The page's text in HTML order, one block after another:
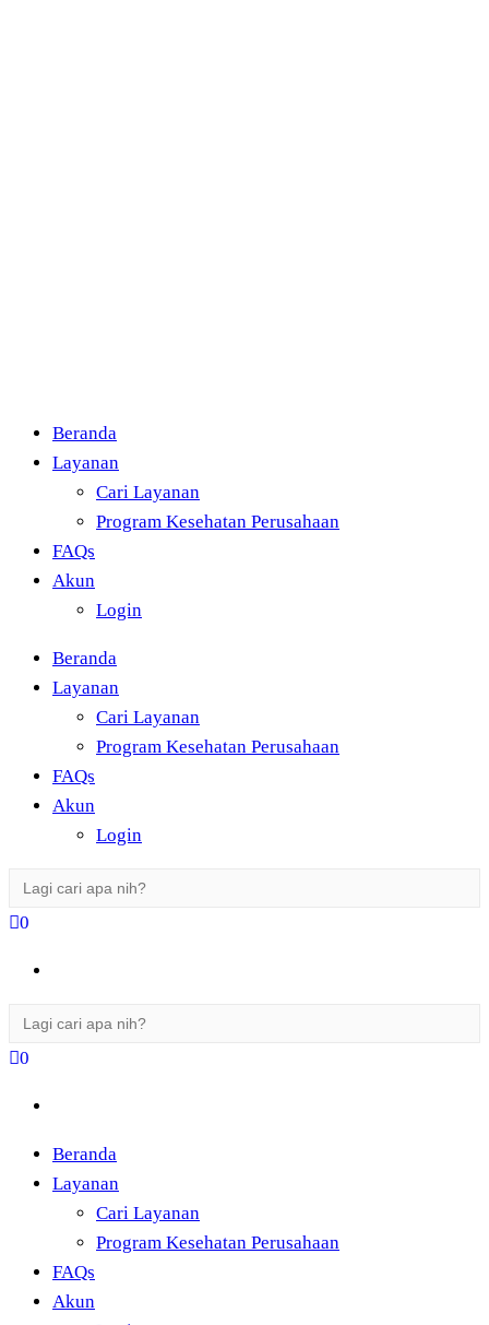
Beranda
Layanan
Cari Layanan
Program Kesehatan Perusahaan
FAQs
Akun
Login
Beranda
Layanan
Cari Layanan
Program Kesehatan Perusahaan
FAQs
Akun
Login
for:
0
for:
0
Beranda
Layanan
Cari Layanan
Program Kesehatan Perusahaan
FAQs
Akun